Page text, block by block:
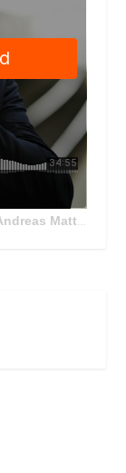
CEO der ÖBB Holding